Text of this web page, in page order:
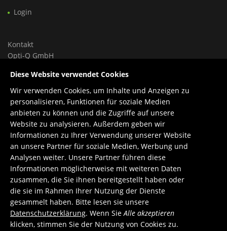
Login
Kontakt
Opti-Q GmbH
1030 Wien, Österreich
Tel.: +43 699 150 84 588
Support: +43 660 1960 270
E-Mail:office@opti-q.com
Support:support@opti-q.com
Diese Website verwendet Cookies
Wir verwenden Cookies, um Inhalte und Anzeigen zu
personalisieren, Funktionen für soziale Medien
anbieten zu können und die Zugriffe auf unsere
Website zu analysieren. Außerdem geben wir
Informationen zu Ihrer Verwendung unserer Website
an unsere Partner für soziale Medien, Werbung und
Analysen weiter. Unsere Partner führen diese
Informationen möglicherweise mit weiteren Daten
zusammen, die Sie ihnen bereitgestellt haben oder
die sie im Rahmen Ihrer Nutzung der Dienste
gesammelt haben. Bitte lesen sie unsere
Datenschutzerklärung. Wenn SieAlle akzeptieren
klicken, stimmen Sie der Nutzung von Cookies zu.